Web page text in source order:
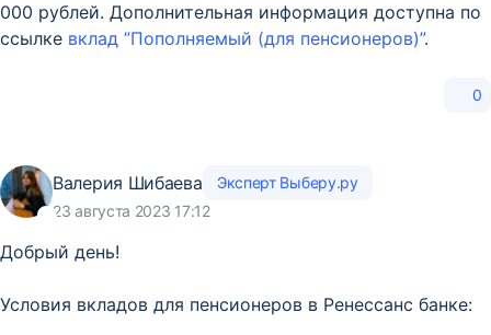
000 рублей. Дополнительная информация доступна по
ссылке вклад ”Пополняемый (для пенсионеров)”.
0
Валерия Шибаева
Эксперт Выберу.ру
23 августа 2023 17:12
Добрый день!
Условия вкладов для пенсионеров в Ренессанс банке: